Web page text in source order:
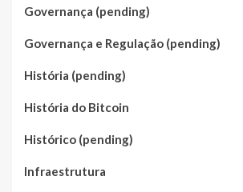
Governança (pending)
Governança e Regulação (pending)
História (pending)
História do Bitcoin
Histórico (pending)
Infraestrutura